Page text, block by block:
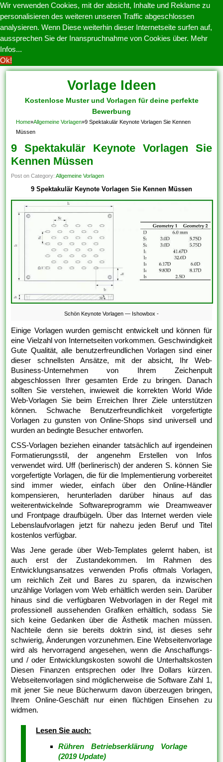
Wir verwenden Cookies, mit der absicht, Inhalte und Reklame zu
personalisieren des weiteren unseren Traffic abgeschlossen
analysieren. Wenn Diese weiterhin dieser Internetseite surfen auf,
aussprechen Sie der Inanspruchnahme von Cookies über. Mehr
Infos...
Ok!
Vorlage Ideen
Kostenlose Muster und Vorlagen für deine perfekte
Bewerbung
Home»Allgemeine Vorlagen»9 Spektakulär Keynote Vorlagen Sie Kennen
Müssen
9 Spektakulär Keynote Vorlagen Sie
Kennen Müssen
Post on Category:Allgemeine Vorlagen
9 Spektakulär Keynote Vorlagen Sie Kennen Müssen
Schön Keynote Vorlagen — Ishowbox -
Einige Vorlagen wurden gemischt entwickelt und können für
eine Vielzahl von Internetseiten vorkommen. Geschwindigkeit
Gute Qualität, alle benutzerfreundlichen Vorlagen sind einer
dieser schnellsten Ansätze, mit der absicht, Ihr Web-
Business-Unternehmen von Ihrem Zeichenpult
abgeschlossen Ihrer gesamten Erde zu bringen. Danach
sollten Sie verstehen, inwieweit die korrekten World Wide
Web-Vorlagen Sie beim Erreichen Ihrer Ziele unterstützen
können. Schwache Benutzerfreundlichkeit vorgefertigte
Vorlagen zu gunsten von Online-Shops sind universell und
wurden an bedingte Besucher entworfen.
CSS-Vorlagen beziehen einander tatsächlich auf irgendeinen
Formatierungsstil, der angenehm Erstellen von Infos
verwendet wird. Uff (berlinerisch) der anderen S. können Sie
vorgefertigte Vorlagen, die für die Implementierung vorbereitet
sind immer wieder, einfach über den Online-Händler
kompensieren, herunterladen darüber hinaus auf das
weiterentwickelnde Softwareprogramm wie Dreamweaver
und Frontpage draufbügeln. Über das Internet werden viele
Lebenslaufvorlagen jetzt für nahezu jeden Beruf und Titel
kostenlos verfügbar.
Was Jene gerade über Web-Templates gelernt haben, ist
auch erst der Zustandekommen. Im Rahmen des
Entwicklungsansatzes verwenden Profis oftmals Vorlagen,
um reichlich Zeit und Bares zu sparen, da inzwischen
unzählige Vorlagen vom Web erhältlich werden sein. Darüber
hinaus sind die verfügbaren Webvorlagen in der Regel mit
professionell aussehenden Grafiken erhältlich, sodass Sie
sich keine Gedanken über die Ästhetik machen müssen.
Nachteile denn sie bereits doktrin sind, ist dieses sehr
schwierig, Änderungen vorzunehmen. Eine Webseitenvorlage
wird als hervorragend angesehen, wenn die Anschaffungs-
und / oder Entwicklungskosten sowohl die Unterhaltskosten
Diesen Finanzen entsprechen oder Ihre Dollars kürzen.
Webseitenvorlagen sind möglicherweise die Software Zahl 1,
mit jener Sie neue Bücherwurm davon überzeugen bringen,
Ihrem Online-Geschäft nur einen flüchtigen Einsehen zu
widmen.
Lesen Sie auch:
Rühren Betriebserklärung Vorlage
(2019 Update)